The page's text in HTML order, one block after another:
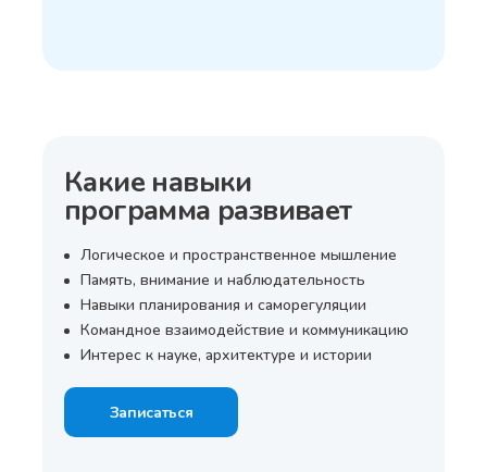
Какие навыки
программа развивает
Логическое и пространственное мышление
Память, внимание и наблюдательность
Навыки планирования и саморегуляции
Командное взаимодействие и коммуникацию
Интерес к науке, архитектуре и истории
Записаться